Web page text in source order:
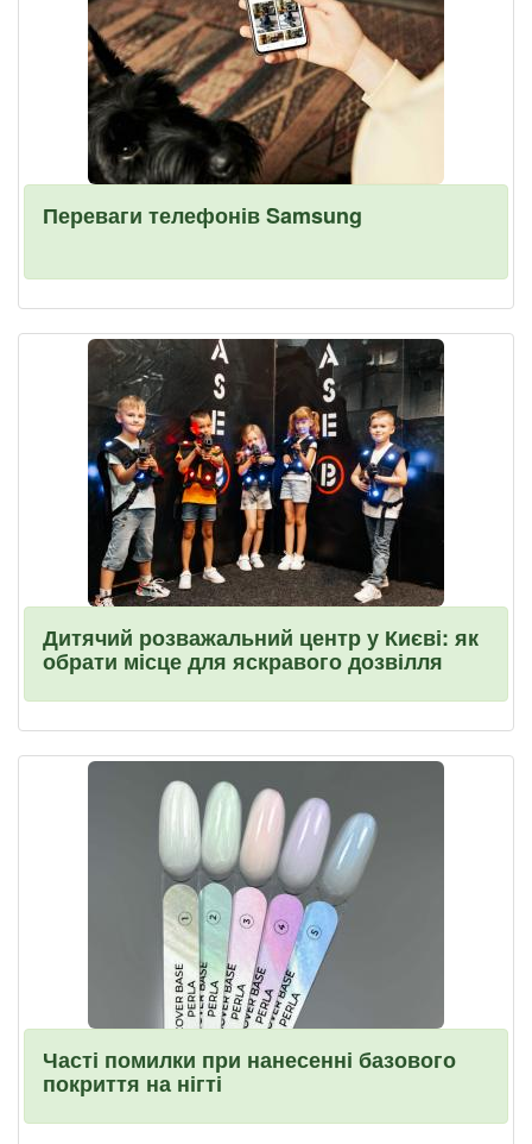
Переваги телефонів Samsung
Дитячий розважальний центр у Києві: як
обрати місце для яскравого дозвілля
Часті помилки при нанесенні базового
покриття на нігті